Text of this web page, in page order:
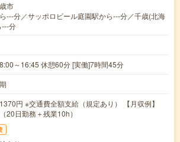
市
---分／サッポロビール庭園駅から---分／千歳(北海
---分
8:00～16:45 休憩60分 [実働]7時間45分
円 ※交通費全額支給（規定あり） 【月収例】
20日勤務＋残業10h）